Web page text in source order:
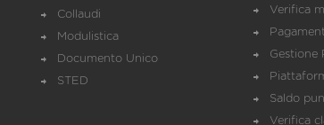
Collaudi
Modulistica
Documento Unico
STED
Verifica
Gestione
Saldo
Verifica